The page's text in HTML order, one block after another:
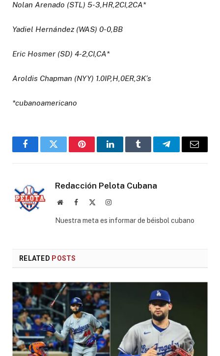
Nolan Arenado (STL) 5-3,HR,2CI,2CA*
Yadiel Hernández (WAS) 0-0,BB
Eric Hosmer (SD) 4-2,CI,CA*
Aroldis Chapman (NYY) 1.0IP,H,0ER,3K’s
*cubanoamericano
FacebookTwitter PinterestLinkedInTumblr TelegramEmail
Redacción Pelota Cubana
WebsiteFacebook Instagram
Nuestra meta es informar de béisbol cubano
RELATED POSTS